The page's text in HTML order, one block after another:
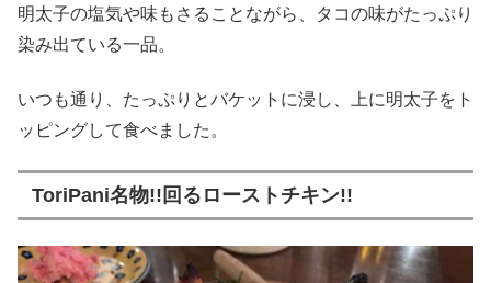
明太子の塩気や味もさることながら、タコの味がたっぷり
染み出ている一品。
いつも通り、たっぷりとバケットに浸し、上に明太子をト
ッピングして食べました。
ToriPani名物!!回るローストチキン!!